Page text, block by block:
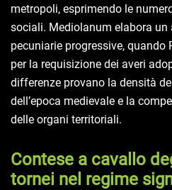
metropoli, esprimendo le
sociali. Mediolanum elabora
pecuniarie progressive, quando
per la requisizione dei averi
differenze provano la densità
dell’epoca medievale e la
delle organi territoriali.
Contese a cavallo
tornei nel regime